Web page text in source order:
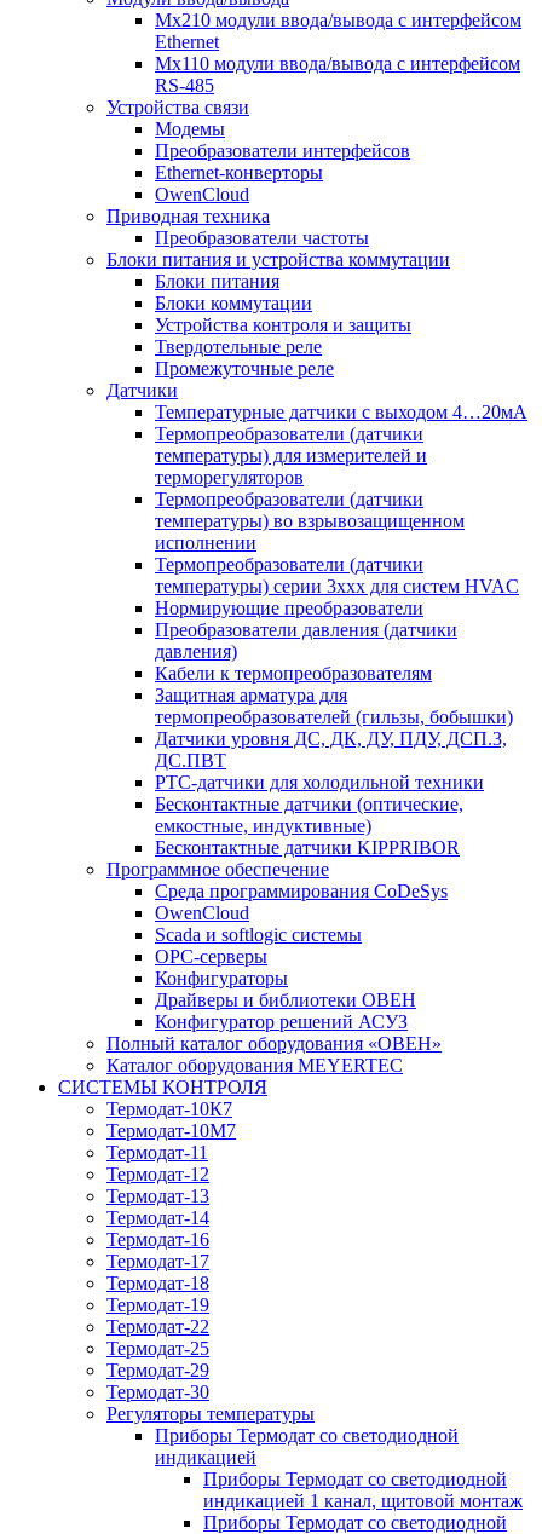
Мх210 модули ввода/вывода с интерфейсом
Ethernet
Мх110 модули ввода/вывода с интерфейсом
RS-485
Устройства связи
Модемы
Преобразователи интерфейсов
Ethernet-конверторы
OwenCloud
Приводная техника
Преобразователи частоты
Блоки питания и устройства коммутации
Блоки питания
Блоки коммутации
Устройства контроля и защиты
Твердотельные реле
Промежуточные реле
Датчики
Температурные датчики с выходом 4…20мА
Термопреобразователи (датчики
температуры) для измерителей и
терморегуляторов
Термопреобразователи (датчики
температуры) во взрывозащищенном
исполнении
Термопреобразователи (датчики
температуры) серии 3ххх для систем HVAC
Нормирующие преобразователи
Преобразователи давления (датчики
давления)
Кабели к термопреобразователям
Защитная арматура для
термопреобразователей (гильзы, бобышки)
Датчики уровня ДС, ДК, ДУ, ПДУ, ДСП.3,
ДС.ПВТ
PTC-датчики для холодильной техники
Бесконтактные датчики (оптические,
емкостные, индуктивные)
Бесконтактные датчики KIPPRIBOR
Программное обеспечение
Среда программирования CoDeSys
OwenCloud
Scada и softlogic системы
OPC-серверы
Конфигураторы
Драйверы и библиотеки ОВЕН
Конфигуратор решений АСУЗ
Полный каталог оборудования «ОВЕН»
Каталог оборудования MEYERTEC
СИСТЕМЫ КОНТРОЛЯ
Термодат-10К7
Термодат-10М7
Термодат-11
Термодат-12
Термодат-13
Термодат-14
Термодат-16
Термодат-17
Термодат-18
Термодат-19
Термодат-22
Термодат-25
Термодат-29
Термодат-30
Регуляторы температуры
Приборы Термодат со светодиодной
индикацией
Приборы Термодат со светодиодной
индикацией 1 канал, щитовой монтаж
Приборы Термодат со светодиодной